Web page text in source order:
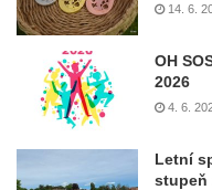
14. 6.
OH
2026
4. 6.
Letní
stupeň